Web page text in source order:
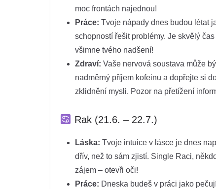
moc frontách najednou!
Práce: Tvoje nápady dnes budou létat
schopností řešit problémy. Je skvělý
všimne tvého nadšení!
Zdraví: Vaše nervová soustava může
nadměrný příjem kofeinu a dopřejte si
zklidnění mysli. Pozor na přetížení
Rak (21.6. – 22.7.)
Láska: Tvoje intuice v lásce je dnes
dřív, než to sám zjistí. Single Raci,
zájem – otevři oči!
Práce: Dneska budeš v práci jako